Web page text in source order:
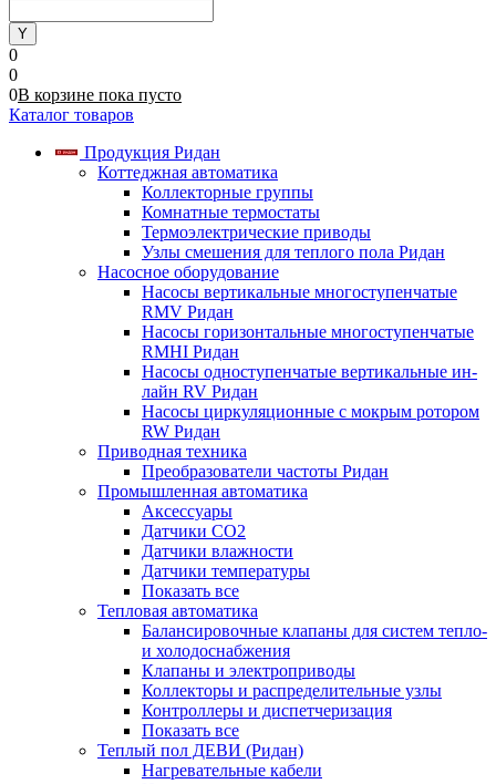
0
0
0В корзине пока пусто
Каталог товаров
Продукция Ридан
Коттеджная автоматика
Коллекторные группы
Комнатные термостаты
Термоэлектрические приводы
Узлы смешения для теплого пола Ридан
Насосное оборудование
Насосы вертикальные многоступенчатые
RMV Ридан
Насосы горизонтальные многоступенчатые
RMHI Ридан
Насосы одноступенчатые вертикальные ин-
лайн RV Ридан
Насосы циркуляционные с мокрым ротором
RW Ридан
Приводная техника
Преобразователи частоты Ридан
Промышленная автоматика
Аксессуары
Датчики CO2
Датчики влажности
Датчики температуры
Показать все
Тепловая автоматика
Балансировочные клапаны для систем тепло-
и холодоснабжения
Клапаны и электроприводы
Коллекторы и распределительные узлы
Контроллеры и диспетчеризация
Показать все
Теплый пол ДЕВИ (Ридан)
Нагревательные кабели